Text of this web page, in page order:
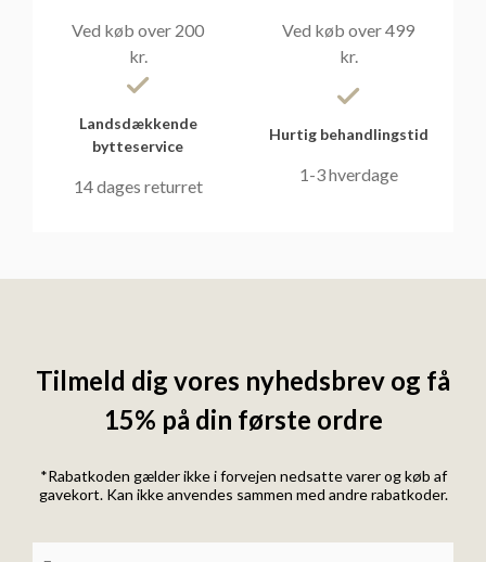
Ved køb over 200
kr.
Ved køb over 499
kr.
Landsdækkende
bytteservice
14 dages returret
Hurtig behandlingstid
1-3 hverdage
Tilmeld dig vores nyhedsbrev og få
15% på din første ordre
*Rabatkoden gælder ikke i forvejen nedsatte varer og køb af
gavekort. Kan ikke anvendes sammen med andre rabatkoder.